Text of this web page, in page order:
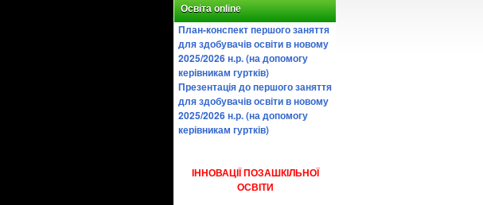
Освіта online
План-конспект першого заняття
для здобувачів освіти в новому
2025/2026 н.р. (на допомогу
керівникам гуртків)
Презентація до першого заняття
для здобувачів освіти в новому
2025/2026 н.р. (на допомогу
керівникам гуртків)
ІННОВАЦІЇ ПОЗАШКІЛЬНОЇ
ОСВІТИ